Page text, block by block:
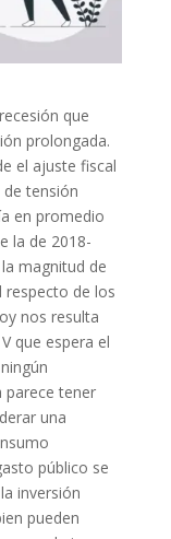
que
prolongada.
el ajuste fiscal
tensión
en promedio
la de 2018-
magnitud de
respecto de los
nos resulta
que espera el
parece tener
una
público se
inversión
pueden